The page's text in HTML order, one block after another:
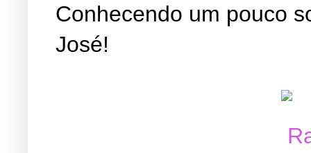
Conhecendo um pouco
José!